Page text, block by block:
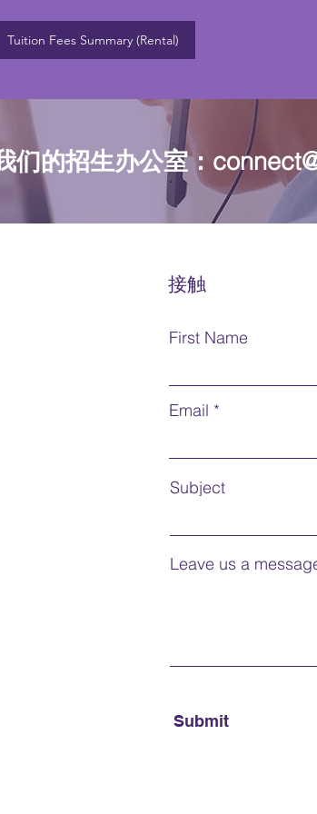
Tuition Fees Summary (Rental)
们的招生办公室：
接触
First Name
Email
Subject
Leave us a
Submit